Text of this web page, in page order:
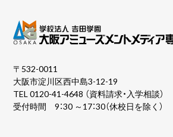
〒532-0011
大阪市淀川区西中島3-12-19
TEL0120-41-4648 （資料請求・入学相談）
受付時間 9：30 ～17：30（休校日を除く）